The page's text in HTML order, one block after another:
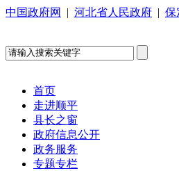
中国政府网 | 河北省人民政府 | 保
首页
走进顺平
县长之窗
政府信息公开
政务服务
专题专栏